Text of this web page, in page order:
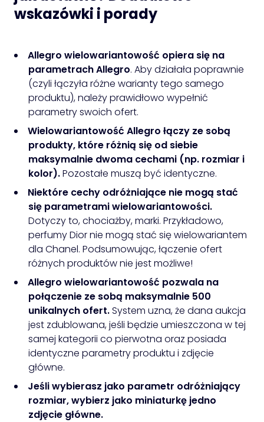
wskazówki i porady
Allegro wielowariantowość opiera się na
parametrach Allegro. Aby działała poprawnie
(czyli łączyła różne warianty tego samego
produktu), należy prawidłowo wypełnić
parametry swoich ofert.
Wielowariantowość Allegro łączy ze sobą
produkty, które różnią się od siebie
maksymalnie dwoma cechami (np. rozmiar i
kolor).Pozostałe muszą być identyczne.
Niektóre cechy odróżniające nie mogą stać
się parametrami wielowariantowości.
Dotyczy to, chociażby, marki. Przykładowo,
perfumy Dior nie mogą stać się wielowariantem
dla Chanel. Podsumowując, łączenie ofert
różnych produktów nie jest możliwe!
Allegro wielowariantowość pozwala na
połączenie ze sobą maksymalnie 500
unikalnych ofert.System uzna, że dana aukcja
jest zdublowana, jeśli będzie umieszczona w tej
samej kategorii co pierwotna oraz posiada
identyczne parametry produktu i zdjęcie
główne.
Jeśli wybierasz jako parametr odróżniający
rozmiar, wybierz jako miniaturkę jedno
zdjęcie główne.